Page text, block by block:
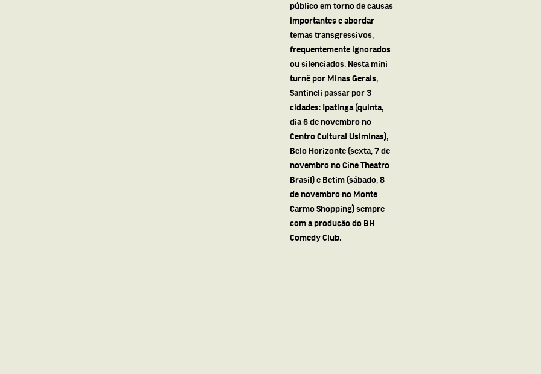
público em torno de causas
importantes e abordar
temas transgressivos,
frequentemente ignorados
ou silenciados. Nesta mini
turnê por Minas Gerais,
Santineli passar por 3
cidades: Ipatinga (quinta,
dia 6 de novembro no
Centro Cultural Usiminas),
Belo Horizonte (sexta, 7 de
novembro no Cine Theatro
Brasil) e Betim (sábado, 8
de novembro no Monte
Carmo Shopping) sempre
com a produção do BH
Comedy Club.